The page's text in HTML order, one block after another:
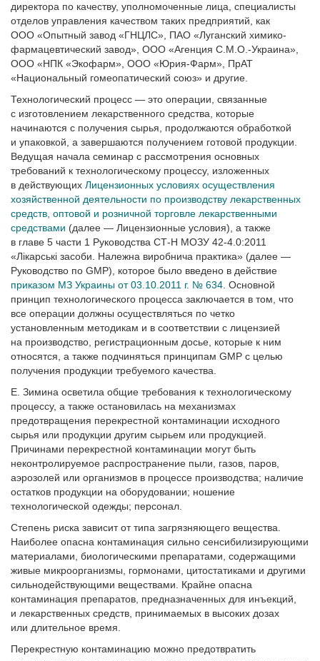
директора по качеству, уполномоченные лица, специалисты
отделов управления качеством таких предприятий, как
ООО «Опытный завод «ГНЦЛС», ПАО «Луганский химико-
фармацевтический завод», ООО «Агенция С.М.О.-Украина»,
ООО «НПК «Экофарм», ООО «Юрия-Фарм», ПрАТ
«Национальный гомеопатический союз» и другие.
Технологический процесс — это операции, связанные
с изготовлением лекарственного средства, которые
начинаются с получения сырья, продолжаются обработкой
и упаковкой, а завершаются получением готовой продукции.
Ведущая начала семинар с рассмотрения основных
требований к технологическому процессу, изложенных
в действующих Лицензион­ных условиях осуществления
хозяйственной деятельности по производству лекарственных
средств, оптовой и розничной торговле лекарственными
средствами (далее — Лицензионные условия), а также
в главе 5 части 1 Руководства СТ-Н МОЗУ 42-4.0:2011
«Лікарські засоби. Належна виробнича практика» (далее —
Руководство по GMР), которое было введено в действие
приказом МЗ Украины от 03.10.2011 г. № 634 . Основной
принцип технологического процесса заключается в том, что
все операции должны осуществляться по четко
установленным методикам и в соответствии с лицензией
на производство, регистрационным досье, которые к ним
относятся, а также подчиняться принципам GMP с целью
получения продукции требуемого качества.
Е. Зимина осветила общие требования к технологическому
процессу, а также остановилась на механизмах
предотвращения перекрестной контаминации исходного
сырья или продукции другим сырьем или продукцией.
Причинами перекрестной контаминации могут быть
неконтролируемое распространение пыли, газов, паров,
аэрозолей или организмов в процессе производства; наличие
остатков продукции на оборудовании; ношение
технологической одежды; персонал.
Степень риска зависит от типа загрязняющего вещества.
Наиболее опасна контаминация сильно сенсибилизирующими
материалами, биологическими препаратами, содержащими
живые микроорганизмы, гормонами, цитостатиками и другими
сильнодействующими веществами. Крайне опасна
контаминация препаратов, предназначенных для инъекций,
и лекарственных средств, принимаемых в высоких дозах
или длительное время.
Перекрестную контаминацию можно предотвратить